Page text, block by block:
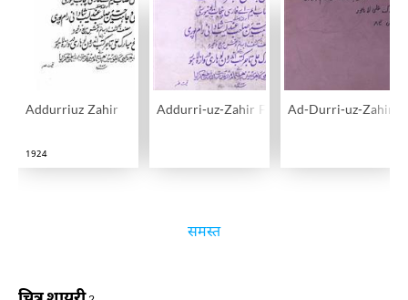
Addurriuz Zahir
1924
Addurri-uz-Zahir Fi Sharah-e-Rubaiyat-e-
Ad-Durri-uz-Zahir Fi
समस्त